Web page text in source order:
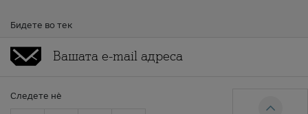
Бидете во тек
Следете нè